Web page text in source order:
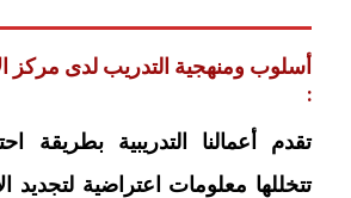
أسلوب ومنهجية التدريب لدى مركز
:
تقدم أعمالنا التدريبية بطريقة
تتخللها معلومات اعتراضية لتجديد